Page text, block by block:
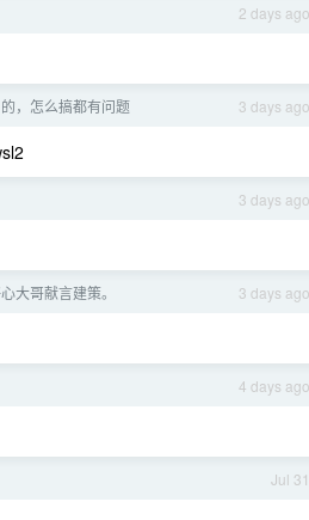
2 days ago
3 days ago
，怎么搞都有问题
3 days ago
3 days ago
大哥献言建策。
4 days ago
Jul 31